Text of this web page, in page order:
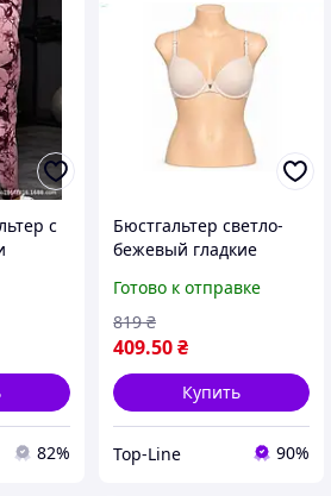
с
82%
Бюстгальтер светло-
бежевый гладкие
повседневного
ношения с
регулируемыми
бретелями
Готово к отправке
409.50₴
819 ₴
Купить
Top-Line 90%